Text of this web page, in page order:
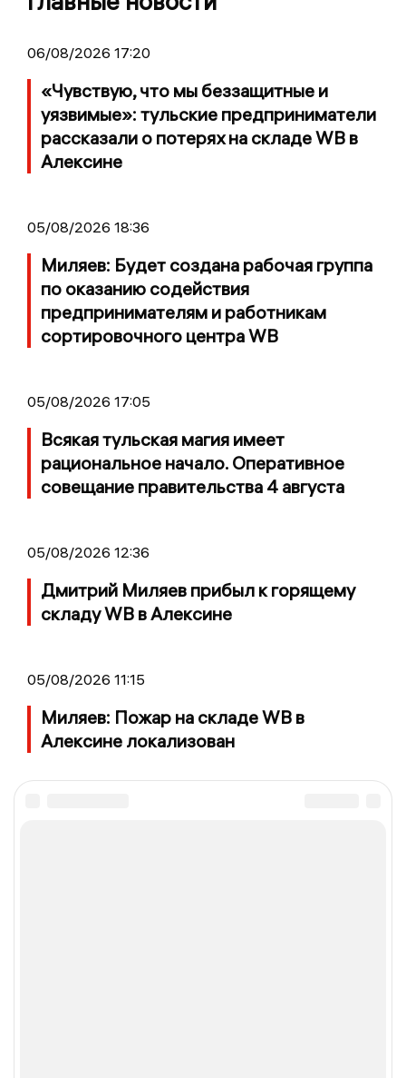
06/08/2026 17:20
«Чувствую, что мы беззащитные и
уязвимые»: тульские предприниматели
рассказали о потерях на складе WB в
Алексине
05/08/2026 18:36
Миляев: Будет создана рабочая группа
по оказанию содействия
предпринимателям и работникам
сортировочного центра WB
05/08/2026 17:05
Всякая тульская магия имеет
рациональное начало. Оперативное
совещание правительства 4 августа
05/08/2026 12:36
Дмитрий Миляев прибыл к горящему
складу WB в Алексине
05/08/2026 11:15
Миляев: Пожар на складе WB в
Алексине локализован